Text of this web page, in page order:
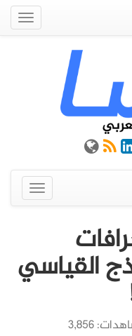
عرض
القائمة
القياسي
3,856